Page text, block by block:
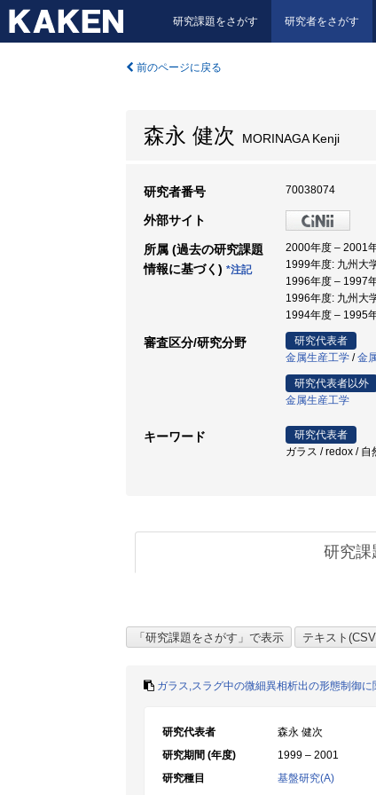
研究課題をさがす 研究者をさがす
前のページに戻る
森永 健次 MORINAGA Kenji
研究者番号 70038074
外部サイト
所属 (過去の研究課題
情報に基づく) *注記
2000年度 – 2001
1999年度: 九州大
1996年度 – 1997
1996年度: 九州大
1994年度 – 1995
審査区分/研究分野
研究代表者
金属生産工学 /金
研究代表者以外
金属生産工学
キーワード
研究代表者
ガラス / redox /
研究課
ガラス,スラグ中の微細異相析出の形態制御に
研究代表者
森永 健次
研究期間 (年度)
1999 – 2001
研究種目
基盤研究(A)